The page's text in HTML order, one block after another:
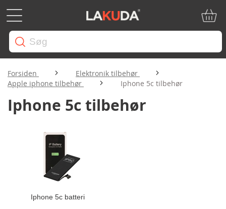
Forsiden
Elektronik tilbehør
Apple iphone tilbehør
Iphone 5c tilbehør
Iphone 5c tilbehør
Iphone 5c batteri